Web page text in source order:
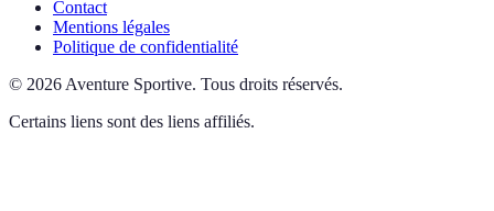
Contact
Mentions légales
Politique de confidentialité
© 2026 Aventure Sportive. Tous droits réservés.
Certains liens sont des liens affiliés.